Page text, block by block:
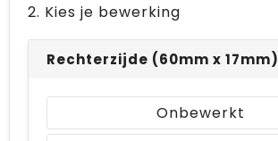
2. Kies je bewerking
Rechterzijde (60mm x 17mm)
Onbewerkt